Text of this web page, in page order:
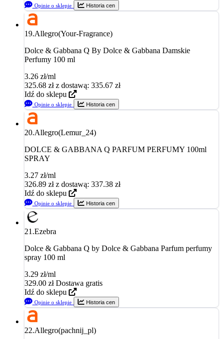
Opinie o sklepie Historia cen
19.Allegro(Your-Fragrance)
Dolce & Gabbana Q By Dolce & Gabbana Damskie
Perfumy 100 ml
3.26 zł/ml
325.68 zł z dostawą: 335.67 zł
Idź do sklepu
Opinie o sklepie Historia cen
20.Allegro(Lemur_24)
DOLCE & GABBANA Q PARFUM PERFUMY 100ml
SPRAY
3.27 zł/ml
326.89 zł z dostawą: 337.38 zł
Idź do sklepu
Opinie o sklepie Historia cen
21.Ezebra
Dolce & Gabbana Q by Dolce & Gabbana Parfum perfumy
spray 100 ml
3.29 zł/ml
329.00 zł Dostawa gratis
Idź do sklepu
Opinie o sklepie Historia cen
22.Allegro(pachnij_pl)